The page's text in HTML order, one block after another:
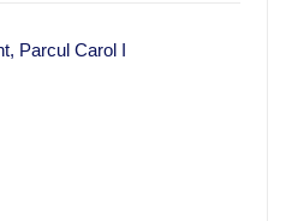
Parcul Carol I